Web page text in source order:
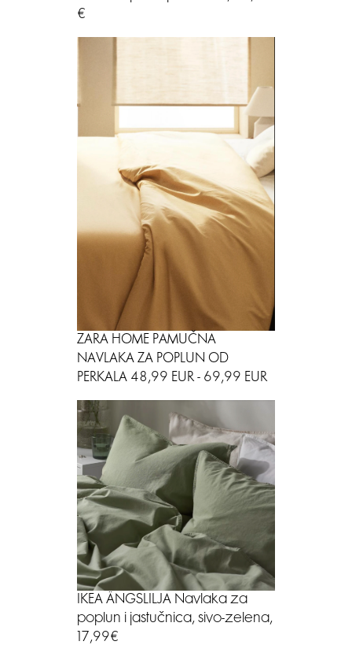
€
ZARA HOME PAMUČNA
NAVLAKA ZA POPLUN OD
PERKALA 48,99 EUR - 69,99 EUR
IKEA ÄNGSLILJA Navlaka za
poplun i jastučnica, sivo-zelena,
17,99€